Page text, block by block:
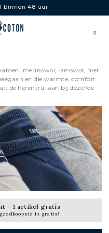
binnen 48 uur
0
merinowol, lamswol, met
en die warmte, comfort
de herentrui aan bij dezelfde
= 1 artikel gratis
is gratis!